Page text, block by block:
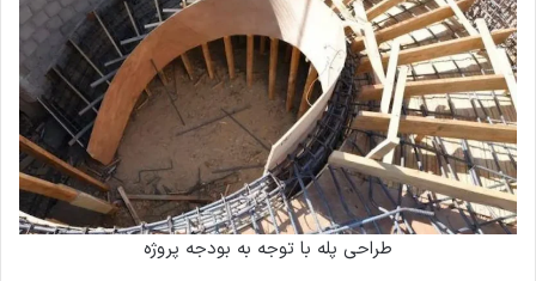
طراحی پله‌ با توجه به بودجه پروژه